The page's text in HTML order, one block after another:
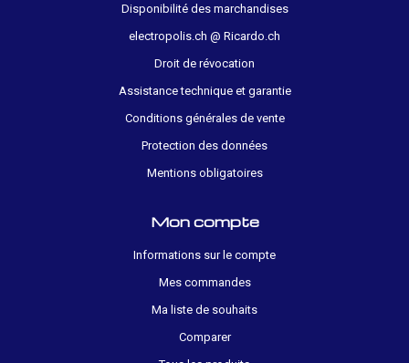
Disponibilité des marchandises
electropolis.ch @ Ricardo.ch
Droit de révocation
Assistance technique et garantie
Conditions générales de vente
Protection des données
Mentions obligatoires
Mon compte
Informations sur le compte
Mes commandes
Ma liste de souhaits
Comparer